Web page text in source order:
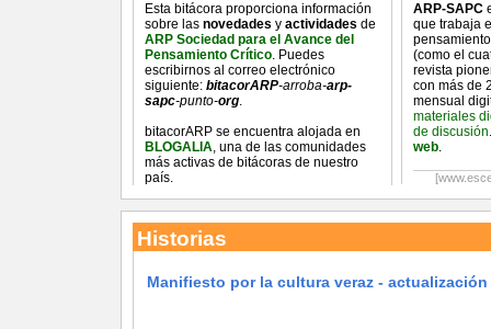
Esta bitácora proporciona información
sobre las novedades y actividades de
ARP Sociedad para el Avance del
Pensamiento Crítico. Puedes
escribirnos al correo electrónico
siguiente: bitacorARP-arroba-arp-
sapc-punto-org.
bitacorARP se encuentra alojada en
BLOGALIA, una de las comunidades
más activas de bitácoras de nuestro
país.
ARP-SAPC
que trabaja
(como el
revista
con más de
mensual
materiales
de discusión
web.
Historias
Manifiesto por la cultura veraz - actualización